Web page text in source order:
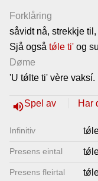
Forklåring
såvidt nå, strekkje
Sjå også tǿle ti' og
Døme
'U tǿlte ti' vère vaksí.
volume_upSpel av Har
Infinitiv
Presens eintal
Presens fleirtal
vallemålet
Gjestebok
Lenkjer
Kontakt